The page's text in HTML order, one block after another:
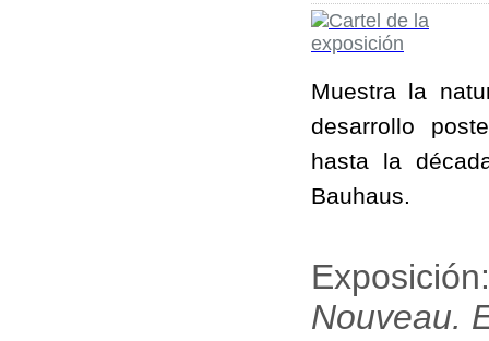
Muestra la
desarrollo
hasta la
Bauhaus.
Nouveau.